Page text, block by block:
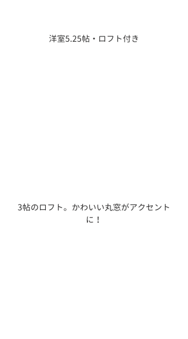
洋室5.25帖・ロフト付き
3帖のロフト。かわいい丸窓がアクセント
に！